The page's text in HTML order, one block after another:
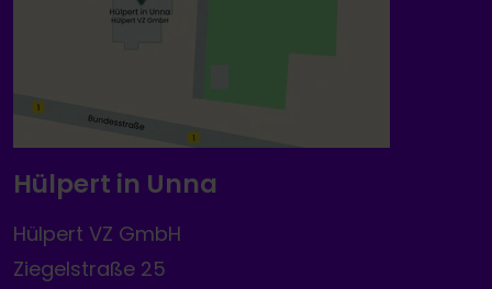
Hülpert in Unna
Hülpert VZ GmbH
Ziegelstraße 25